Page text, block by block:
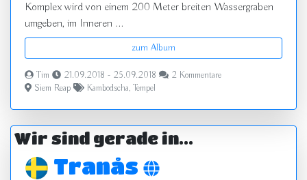
Komplex wird von einem 200 Meter breiten Wassergraben
umgeben, im Inneren ...
zum Album
Tim 21.09.2018 - 25.09.2018
2 Kommentare
Siem Reap
Kambodscha, Tempel
Wir sind gerade in...
Tranås